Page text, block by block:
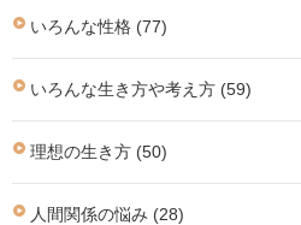
いろんな性格 (77)
いろんな生き方や考え方 (59)
理想の生き方 (50)
人間関係の悩み (28)